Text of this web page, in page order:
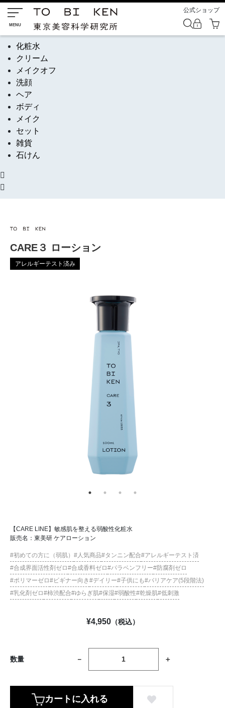
公式ショップ
化粧水
クリーム
メイクオフ
洗顔
ヘア
ボディ
メイク
セット
雑貨
石けん
CARE３ ローション
アレルギーテスト済み
【CARE LINE】敏感肌を整える弱酸性化粧水
販売名：東美研 ケアローション
初めての方に（弱肌） 人気商品 タンニン配合
アレルギーテスト済
合成界面活性剤ゼロ
合成香料ゼロ パラベンフリー
防腐剤ゼロ
ポリマーゼロ
ビギナー向き デイリー 子供にも
バリアケア(5段階法)
乳化剤ゼロ
柿渋配合 ゆらぎ肌 保湿 弱酸性 乾燥肌 低刺激
¥4,950（税込）
数量
カートに入れる